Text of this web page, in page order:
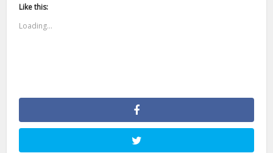
Like this:
Loading...